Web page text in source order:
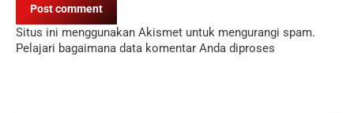
Post comment
Situs ini menggunakan Akismet untuk mengurangi spam.
Pelajari bagaimana data komentar Anda diproses